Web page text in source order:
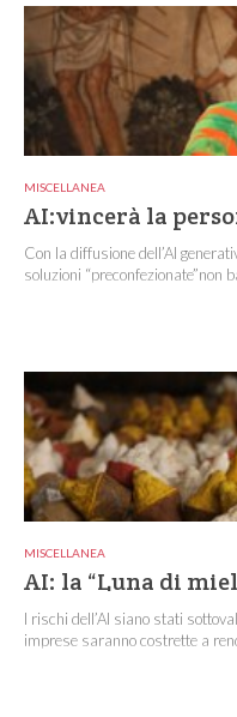
MISCELLANEA
AI:vincerà la
Con la diffusione dell’AI
soluzioni “preconfezionate”non
MISCELLANEA
AI: la “Luna di
I rischi dell’AI siano stati
imprese saranno costrette a